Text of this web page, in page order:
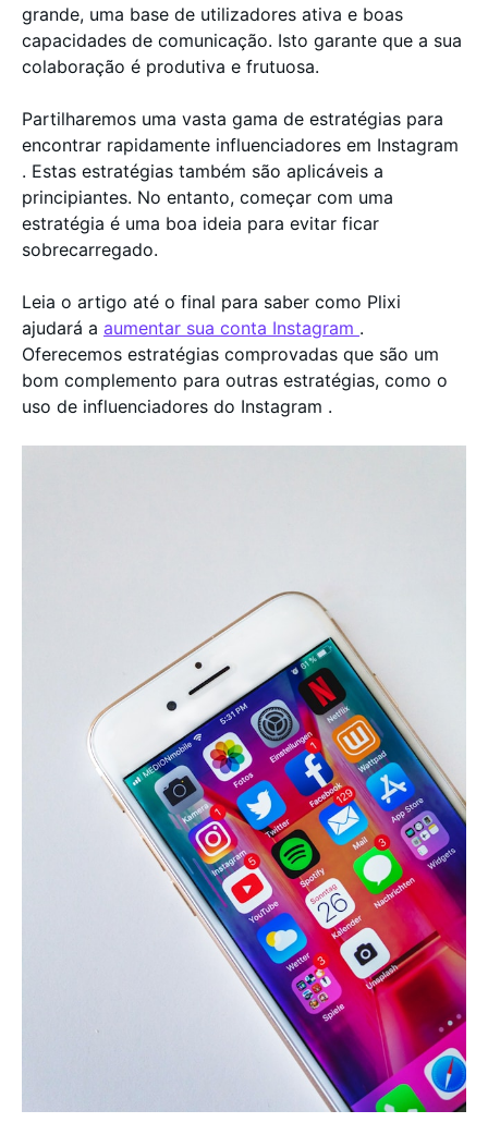
grande, uma base de utilizadores ativa e boas
capacidades de comunicação. Isto garante que a sua
colaboração é produtiva e frutuosa.
Partilharemos uma vasta gama de estratégias para
encontrar rapidamente influenciadores em Instagram
. Estas estratégias também são aplicáveis a
principiantes. No entanto, começar com uma
estratégia é uma boa ideia para evitar ficar
sobrecarregado.
Leia o artigo até o final para saber como Plixi
ajudará a aumentar sua conta Instagram .
Oferecemos estratégias comprovadas que são um
bom complemento para outras estratégias, como o
uso de influenciadores do Instagram .